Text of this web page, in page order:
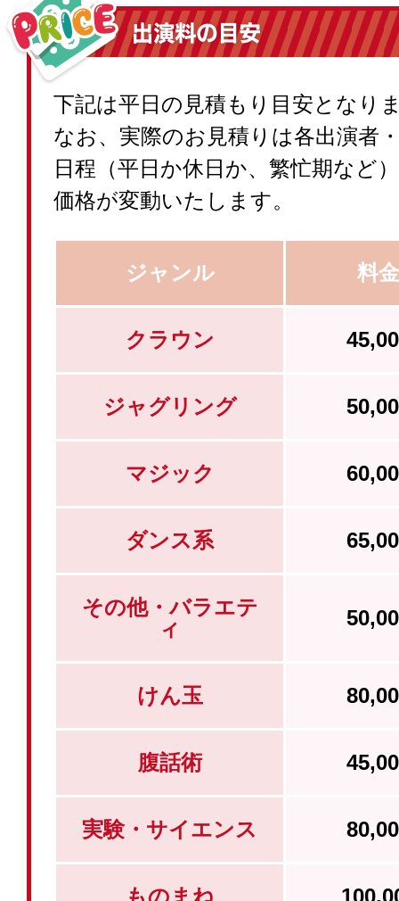
下記は平日の見積もり目安となり
なお、実際のお見積りは各出演者
日程（平日か休日か、繁忙期など
価格が変動いたします。
ジャンル 料
クラウン
ジャグリング
マジック
ダンス系
その他・バラエテ
ィ
けん玉
腹話術
実験・サイエンス